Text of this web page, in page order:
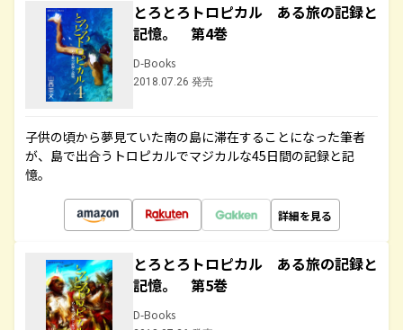
とろとろトロピカル ある旅の記録と
記憶。 第4巻
D-Books
2018.07.26 発売
子供の頃から夢見ていた南の島に滞在することになった筆者
が、島で出合うトロピカルでマジカルな45日間の記録と記
憶。
詳細を見る
とろとろトロピカル ある旅の記録と
記憶。 第5巻
D-Books